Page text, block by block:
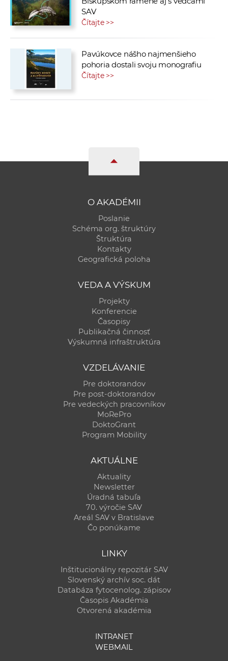
SAV
Čítajte >>
Pavúkovce nášho najmenšieho
pohoria dostali svoju monografiu
Čítajte >>
O AKADÉMII
Poslanie
Schéma org. štruktúry
Štruktúra
Kontakty
Geografická poloha
VEDA A VÝSKUM
Projekty
Konferencie
Časopisy
Publikačná činnosť
Výskumná infraštruktúra
VZDELÁVANIE
Pre doktorandov
Pre post-doktorandov
Pre vedeckých pracovníkov
MoRePro
DoktoGrant
Program Mobility
AKTUÁLNE
Aktuality
Newsletter
Úradná tabuľa
70. výročie SAV
Areál SAV v Bratislave
Čo ponúkame
LINKY
Inštitucionálny repozitár SAV
Slovenský archív soc. dát
Databáza fytocenolog. zápisov
Časopis Akadémia
Otvorená akadémia
INTRANET
WEBMAIL